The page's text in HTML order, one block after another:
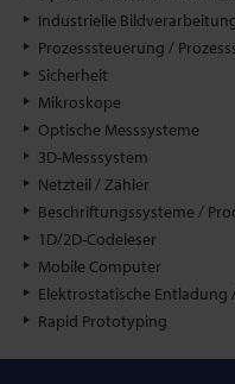
Industrielle
Prozesssteuerung /
Sicherheit
Mikroskope
Optische Messsysteme
3D-Messsystem
Netzteil / Zähler
Beschriftungssysteme /
1D/2D-Codeleser
Mobile Computer
Elektrostatische Entladung
Rapid Prototyping